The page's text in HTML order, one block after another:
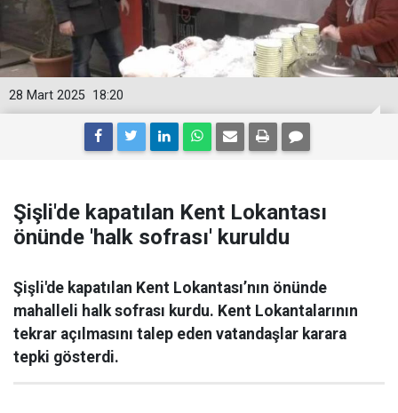
18:20
28 Mart 2025
Şişli'de kapatılan Kent Lokantası
önünde 'halk sofrası' kuruldu
Şişli'de kapatılan Kent Lokantası’nın önünde
mahalleli halk sofrası kurdu. Kent Lokantalarının
tekrar açılmasını talep eden vatandaşlar karara
tepki gösterdi.